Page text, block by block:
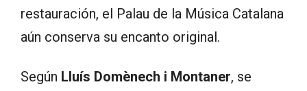
restauración, el Palau de la Música Catalana
aún conserva su encanto original.
Según Lluís Domènech i Montaner, se